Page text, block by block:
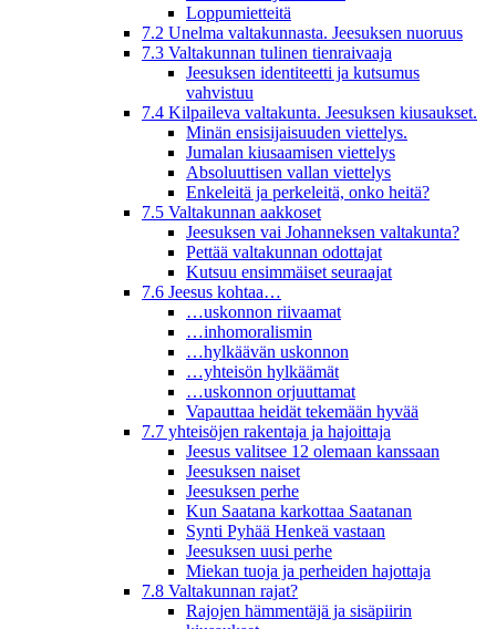
Loppumietteitä
7.2 Unelma valtakunnasta. Jeesuksen nuoruus
7.3 Valtakunnan tulinen tienraivaaja
Jeesuksen identiteetti ja kutsumus
vahvistuu
7.4 Kilpaileva valtakunta. Jeesuksen kiusaukset.
Minän ensisijaisuuden viettelys.
Jumalan kiusaamisen viettelys
Absoluuttisen vallan viettelys
Enkeleitä ja perkeleitä, onko heitä?
7.5 Valtakunnan aakkoset
Jeesuksen vai Johanneksen valtakunta?
Pettää valtakunnan odottajat
Kutsuu ensimmäiset seuraajat
7.6 Jeesus kohtaa…
…uskonnon riivaamat
…inhomoralismin
…hylkäävän uskonnon
…yhteisön hylkäämät
…uskonnon orjuuttamat
Vapauttaa heidät tekemään hyvää
7.7 yhteisöjen rakentaja ja hajoittaja
Jeesus valitsee 12 olemaan kanssaan
Jeesuksen naiset
Jeesuksen perhe
Kun Saatana karkottaa Saatanan
Synti Pyhää Henkeä vastaan
Jeesuksen uusi perhe
Miekan tuoja ja perheiden hajottaja
7.8 Valtakunnan rajat?
Rajojen hämmentäjä ja sisäpiirin